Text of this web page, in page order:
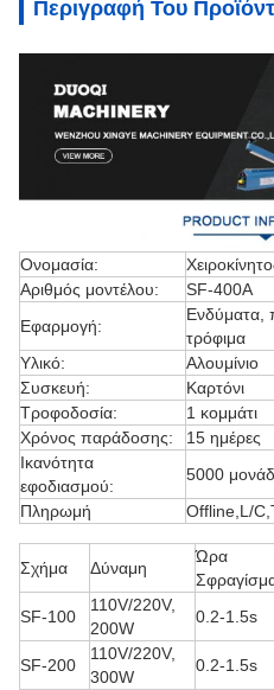
Περιγραφή Του
Ονομασία:
Αριθμός μοντέλου:
SF-400A
Εφαρμογή:
Ενδύματα,
τρόφιμα
Υλικό:
Αλουμίνιο
Συσκευή:
Καρτόνι
Τροφοδοσία:
1 κομμάτι
Χρόνος παράδοσης:
15 ημέρες
Ικανότητα
εφοδιασμού:
5000
Πληρωμή
Offline,L/
Σχήμα Δύναμη
Ώρα
SF-100
110V/220V,
200W
0.2-1.5s
SF-200
110V/220V,
300W
0.2-1.5s